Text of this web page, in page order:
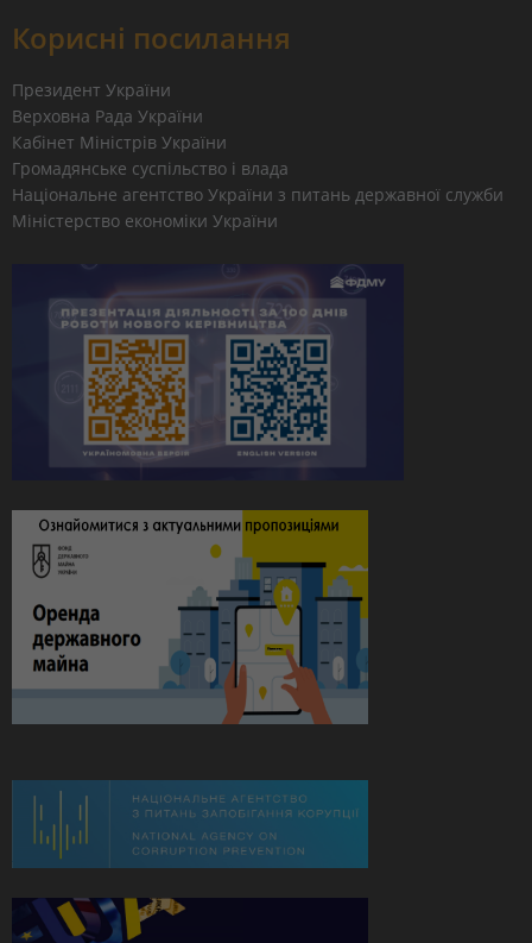
Корисні посилання
Президент України
Верховна Рада України
Кабінет Міністрів України
Громадянське суспільство і влада
Національне агентство України з питань державної служби
Міністерство економіки України